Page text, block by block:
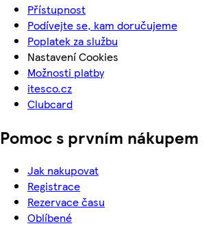
Přístupnost
Podívejte se, kam doručujeme
Poplatek za službu
Nastavení Cookies
Možnosti platby
itesco.cz
Clubcard
Pomoc s prvním nákupem
Jak nakupovat
Registrace
Rezervace času
Oblíbené